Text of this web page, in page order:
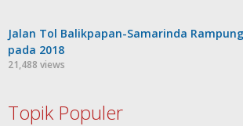
Jalan Tol Balikpapan-Samarinda Rampung
pada 2018
21,488 views
Topik Populer